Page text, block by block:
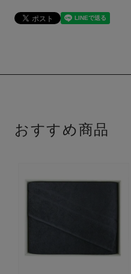
おすすめ商品